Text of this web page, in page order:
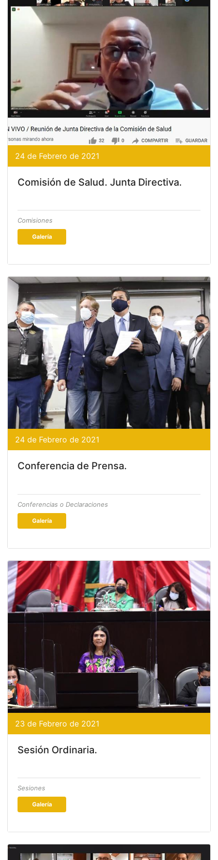
24 de Febrero de 2021
Comisión de Salud. Junta Directiva.
Comisiones
Galería
24 de Febrero de 2021
Conferencia de Prensa.
Conferencias o Declaraciones
Galería
23 de Febrero de 2021
Sesión Ordinaria.
Sesiones
Galería